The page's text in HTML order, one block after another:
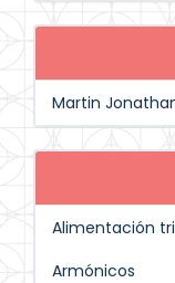
Martin
Alimentación
Armónicos